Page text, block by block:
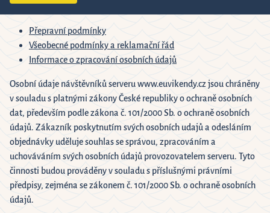
Přepravní podmínky
Všeobecné podmínky a reklamační řád
Informace o zpracování osobních údajů
Osobní údaje návštěvníků serveru www.euvikendy.cz jsou chráněny
v souladu s platnými zákony České republiky o ochraně osobních
dat, především podle zákona č. 101/2000 Sb. o ochraně osobních
údajů. Zákazník poskytnutím svých osobních udajů a odesláním
objednávky uděluje souhlas se správou, zpracováním a
uchováváním svých osobních údajů provozovatelem serveru. Tyto
činnosti budou prováděny v souladu s příslušnými právními
předpisy, zejména se zákonem č. 101/2000 Sb. o ochraně osobních
údajů.